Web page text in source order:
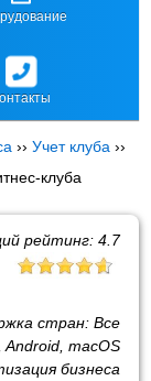
››Учет клуба ››
клуба
рейтинг: 4.7
стран: Все
Android, macOS
бизнеса